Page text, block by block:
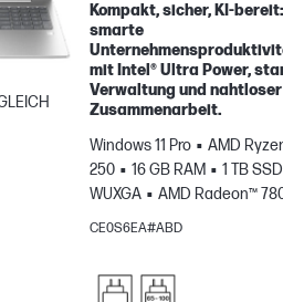
Kompakt, sicher, KI-
smarte
mit Intel® Ultra Power,
Verwaltung und nahtloser
Zusammenarbeit.
Windows 11 Pro
AMD
250
16 GB RAM
1 TB SSD
WUXGA
AMD Radeon™
Grafikkarte
CE0S6EA#ABD